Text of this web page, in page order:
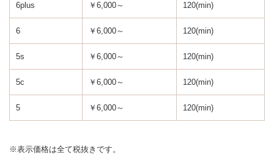
6plus ￥6,000～ 120(min)
6 ￥6,000～ 120(min)
5s ￥6,000～ 120(min)
5c ￥6,000～ 120(min)
5 ￥6,000～ 120(min)
※表示価格は全て税抜きです。